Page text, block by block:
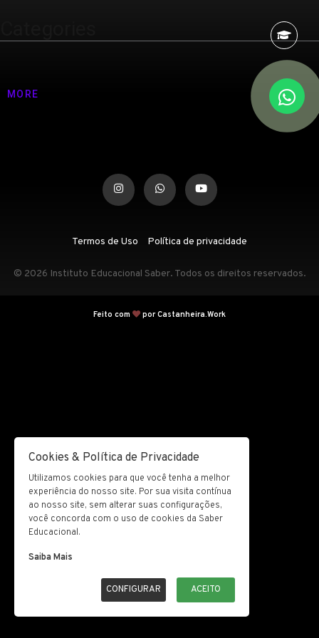
MORE
Termos de Uso Política de privacidade
© 2026 Instituto Educacional Saber. Todos os direitos reservados.
Feito com por Castanheira.Work
Cookies & Política de Privacidade
Utilizamos cookies para que você tenha a melhor
experiência do nosso site. Por sua visita contínua
ao nosso site, sem alterar suas configurações,
você concorda com o uso de cookies da Saber
Educacional.
Saiba Mais
CONFIGURAR ACEITO